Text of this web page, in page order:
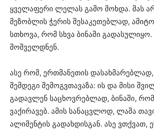
ყველაფერი ლელას გამო მოხდა. მას
მეზობლის ჭერის შესაკეთებლად,
სთხოვა, რომ სხვა ბინაში
მოშველდნენ.
ასე რომ, ერთმანეთის
შემდეგი შემოგვთავაზა: ის და მისი
გადავლენ საცხოვრებლად, ბინაში,
ვაქირავებ. ამის სანაცვლოდ, ლაშა
ალიმენტის გადახდისგან. ასე ვთქვათ,